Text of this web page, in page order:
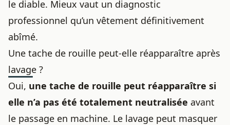
le diable. Mieux vaut un diagnostic
professionnel qu’un vêtement définitivement
abîmé.
Une tache de rouille peut-elle réapparaître après
lavage ?
Oui, une tache de rouille peut réapparaître si
elle n’a pas été totalement neutralisée avant
le passage en machine. Le lavage peut masquer